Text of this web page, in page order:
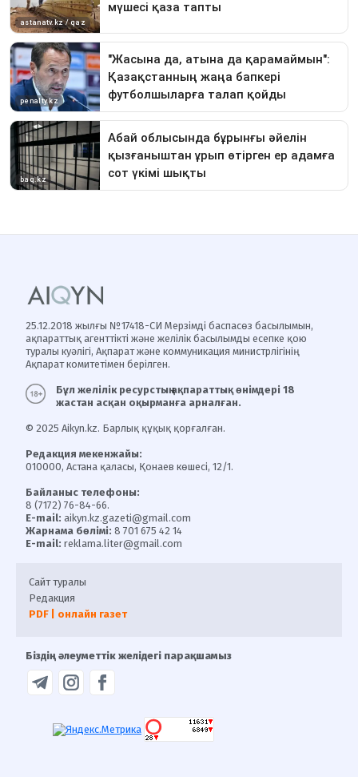
25.12.2018 жылғы №17418-СИ Мерзімді баспасөз басылымын,
ақпараттық агенттікті және желілік басылымды есепке қою
туралы куәлігі, Ақпарат және коммуникация министрлігінің
Ақпарат комитетімен берілген.
Бұл желілік ресурстың ақпараттық өнімдері 18
жастан асқан оқырманға арналған.
© 2025 Aikyn.kz. Барлық құқық қорғалған.
Редакция мекенжайы:
010000, Астана қаласы, Қонаев көшесі, 12/1.
Байланыс телефоны:
8 (7172) 76-84-66.
E-mail: aikyn.kz.gazeti@gmail.com
Жарнама бөлімі: 8 701 675 42 14
E-mail: reklama.liter@gmail.com
Сайт туралы
Редакция
PDF | онлайн газет
Біздің әлеуметтік желідегі парақшамыз